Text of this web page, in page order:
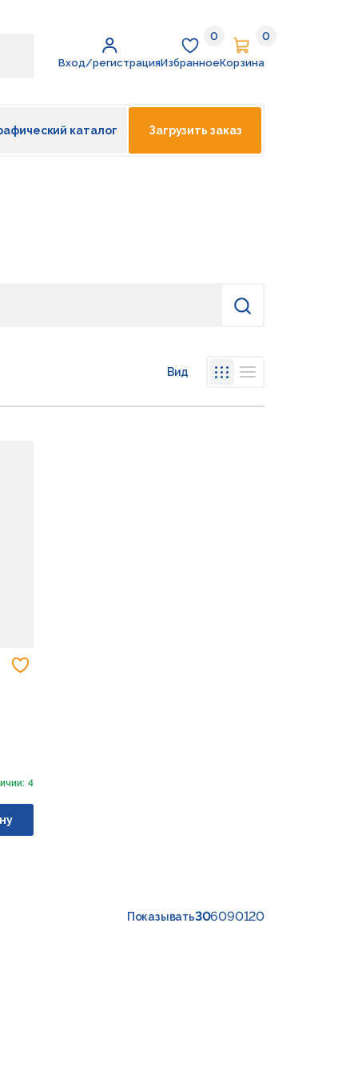
Вход/регистрация
Избранное
0
Избранное
Корзина
0
Корзина
каталог Загрузить заказ
Найти
Вид
4
Показывать306090120